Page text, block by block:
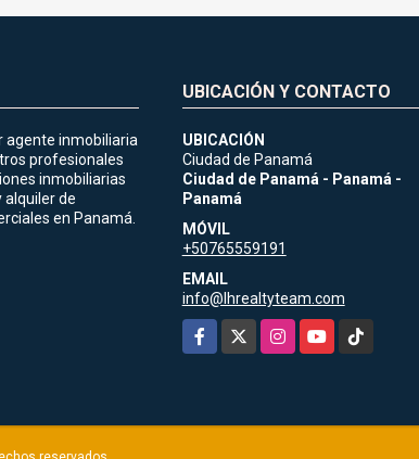
agente inmobiliaria
profesionales
inmobiliarias
alquiler de
en Panamá.
UBICACIÓN Y CONTACTO
UBICACIÓN
Ciudad de Panamá
Ciudad de Panamá - Panamá -
Panamá
MÓVIL
+50765559191
EMAIL
info@lhrealtyteam.com
Facebook
InstagramYouTubeTikTok